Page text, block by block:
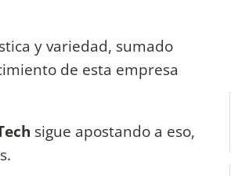
y variedad, sumado
de esta empresa
sigue apostando a eso,